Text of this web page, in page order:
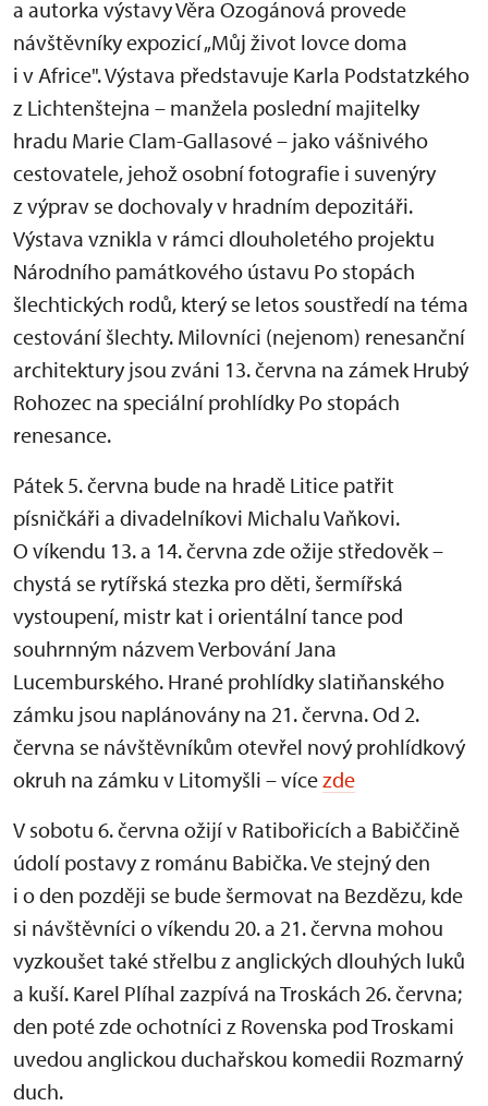
a autorka výstavy Věra Ozogánová provede
návštěvníky expozicí „Můj život lovce doma
i v Africe". Výstava představuje Karla Podstatzkého
z Lichtenštejna – manžela poslední majitelky
hradu Marie Clam-Gallasové – jako vášnivého
cestovatele, jehož osobní fotografie i suvenýry
z výprav se dochovaly v hradním depozitáři.
Výstava vznikla v rámci dlouholetého projektu
Národního památkového ústavu Po stopách
šlechtických rodů, který se letos soustředí na téma
cestování šlechty. Milovníci (nejenom) renesanční
architektury jsou zváni 13. června na zámek Hrubý
Rohozec na speciální prohlídky Po stopách
renesance.
Pátek 5. června bude na hradě Litice patřit
písničkáři a divadelníkovi Michalu Vaňkovi.
O víkendu 13. a 14. června zde ožije středověk –
chystá se rytířská stezka pro děti, šermířská
vystoupení, mistr kat i orientální tance pod
souhrnným názvem Verbování Jana
Lucemburského. Hrané prohlídky slatiňanského
zámku jsou naplánovány na 21. června. Od 2.
června se návštěvníkům otevřel nový prohlídkový
okruh na zámku v Litomyšli – vícezde
V sobotu 6. června ožijí v Ratibořicích a Babiččině
údolí postavy z románu Babička. Ve stejný den
i o den později se bude šermovat na Bezdězu, kde
si návštěvníci o víkendu 20. a 21. června mohou
vyzkoušet také střelbu z anglických dlouhých luků
a kuší. Karel Plíhal zazpívá na Troskách 26. června;
den poté zde ochotníci z Rovenska pod Troskami
uvedou anglickou duchařskou komedii Rozmarný
duch.